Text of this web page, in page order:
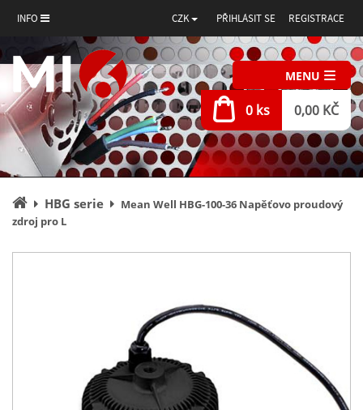
INFO CZK PŘIHLÁSIT SE REGISTRACE
MENU
0 ks 0,00 KČ
Úvodní
stránka
HBG serie
Mean Well HBG-100-36 Napěťovo proudový
zdroj pro L